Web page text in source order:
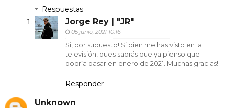
Respuestas
Jorge Rey | "JR"
05 junio, 2021 10:16
Si, por supuesto! Si bien me has visto en la
televisión, pues sabrás que ya pienso que
podría pasar en enero de 2021. Muchas gracias!
Responder
Unknown